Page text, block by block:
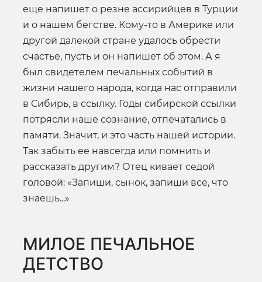
еще напишет о резне ассирийцев в Турции
и о нашем бегстве. Кому-то в Америке или
другой далекой стране удалось обрести
счастье, пусть и он напишет об этом. А я
был свидетелем печальных событий в
жизни нашего народа, когда нас отправили
в Сибирь, в ссылку. Годы сибирской ссылки
потрясли наше сознание, отпечатались в
памяти. Значит, и это часть нашей истории.
Так забыть ее навсегда или помнить и
рассказать другим? Отец кивает седой
головой: «Запиши, сынок, запиши все, что
знаешь...»
МИЛОЕ ПЕЧАЛЬНОЕ
ДЕТСТВО